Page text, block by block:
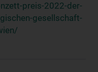
preis-2022-der-
gesellschaft-